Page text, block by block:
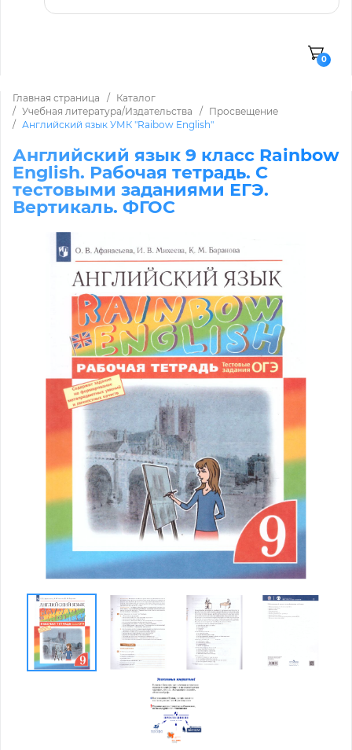
0
Главная страница
Каталог
Учебная литература/Издательства
Просвещение
Английский язык УМК "Raibow English"
Английский язык 9 класс Rainbow
English. Рабочая тетрадь. С
тестовыми заданиями ЕГЭ.
Вертикаль. ФГОС